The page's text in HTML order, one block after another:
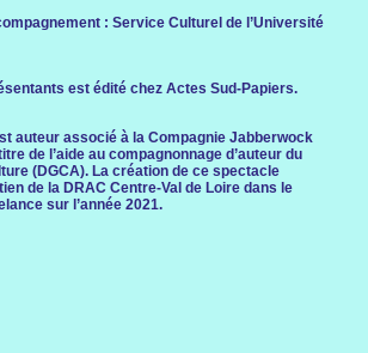
: Service Culturel de l’Université
est édité chez Actes Sud-Papiers.
auteur associé à la Compagnie Jabberwock
de l’aide au compagnonnage d’auteur du
(DGCA). La création de ce spectacle
de la DRAC Centre-Val de Loire dans le
sur l’année 2021.